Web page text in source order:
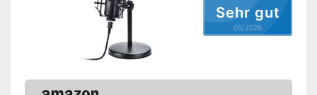
Sehr gut
05/2026